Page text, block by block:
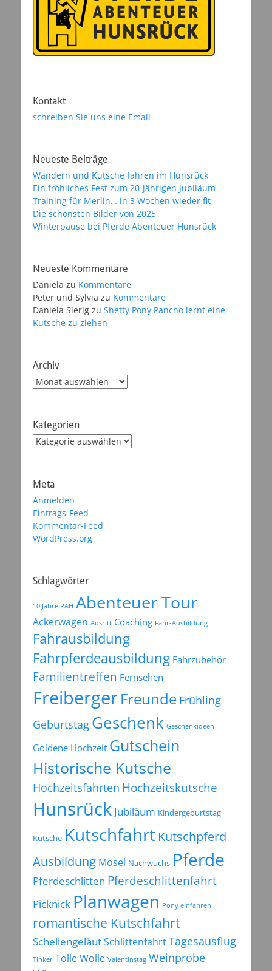
Kontakt
schreiben Sie uns eine Email
Neueste Beiträge
Wandern und Kutsche fahren im Hunsrück
Ein fröhliches Fest zum 20-jährigen Jubiläum
Training für Merlin… in 3 Wochen wieder fit
Die schönsten Bilder von 2025
Winterpause bei Pferde Abenteuer Hunsrück
Neueste Kommentare
Daniela zu Kommentare
Peter und Sylvia zu Kommentare
Daniela Sierig zu Shetty Pony Pancho lernt eine
Kutsche zu ziehen
Archiv
Archiv
Kategorien
Kategorien
Meta
Anmelden
Eintrags-Feed
Kommentar-Feed
WordPress.org
Schlagwörter
10 Jahre PAH Abenteuer Tour
Ackerwagen Ausritt Coaching Fahr-Ausbildung
Fahrausbildung
Fahrpferdeausbildung Fahrzubehör
Familientreffen Fernsehen
FreibergerFreunde Frühling
Geburtstag Geschenk Geschenkideen
Goldene Hochzeit Gutschein
Historische Kutsche
Hochzeitsfahrten Hochzeitskutsche
Hunsrück Jubiläum Kindergeburtstag
Kutsche Kutschfahrt Kutschpferd
Ausbildung Mosel Nachwuchs Pferde
Pferdeschlitten Pferdeschlittenfahrt
Picknick Planwagen Pony einfahren
romantische Kutschfahrt
SchellengeläutSchlittenfahrtTagesausflug
Tinker Tolle Wolle Valentinstag Weinprobe